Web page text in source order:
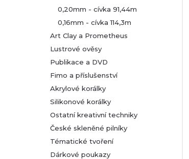
0,20mm - cívka 91,44m
0,16mm - cívka 114,3m
Art Clay a Prometheus
Lustrové ověsy
Publikace a DVD
Fimo a příslušenství
Akrylové korálky
Silikonové korálky
Ostatní kreativní techniky
České skleněné pilníky
Tématické tvoření
Dárkové poukazy